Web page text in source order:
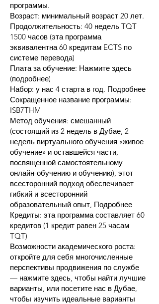
программы.
Возраст: минимальный возраст 20 лет.
Продолжительность: 40 недель TQT
1500 часов (эта программа
эквивалентна 60 кредитам ECTS по
системе перевода)
Плата за обучение: Нажмите здесь
(подробнее)
Набор: у нас 4 старта в год. Подробнее
Сокращенное название программы:
ISB7THM
Метод обучения: смешанный
(состоящий из 2 недель в Дубае, 2
недель виртуального обучения «живое
обучение» и оставшейся части,
посвященной самостоятельному
онлайн-обучению и обучению), этот
всесторонний подход обеспечивает
гибкий и всесторонний
образовательный опыт, Подробнее
Кредиты: эта программа составляет 60
кредитов (1 кредит равен 25 часам
TQT)
Возможности академического роста:
откройте для себя многочисленные
перспективы продвижения по службе
— нажмите здесь, чтобы найти лучшие
варианты, или посетите нас в Дубае,
чтобы изучить идеальные варианты